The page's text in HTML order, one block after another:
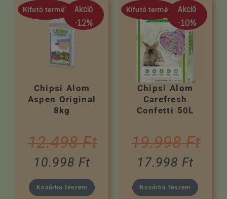
Kifutó termék
Akció
-12%
Chipsi Alom
Aspen Original
8kg
12.498Ft
10.998 Ft
Kosárba teszem
Kifutó termék
Akció
-10%
Chipsi Alom
Carefresh
Confetti 50L
19.998Ft
17.998 Ft
Kosárba teszem